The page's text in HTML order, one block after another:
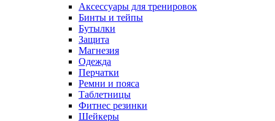
Аксессуары для тренировок
Бинты и тейпы
Бутылки
Защита
Магнезия
Одежда
Перчатки
Ремни и пояса
Таблетницы
Фитнес резинки
Шейкеры